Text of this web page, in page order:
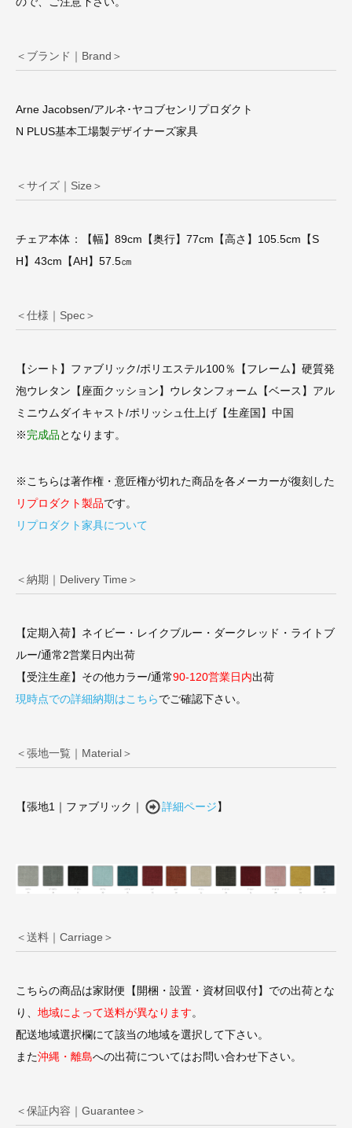
＜ブランド｜Brand＞
Arne Jacobsen/アルネ･ヤコブセンリプロダクト
N PLUS基本工場製デザイナーズ家具
＜サイズ｜Size＞
チェア本体：【幅】89cm【奥行】77cm【高さ】105.5cm【S
H】43cm【AH】57.5㎝
＜仕様｜Spec＞
【シート】ファブリック/ポリエステル100％【フレーム】硬質発
泡ウレタン【座面クッション】ウレタンフォーム【ベース】アル
ミニウムダイキャスト/ポリッシュ仕上げ【生産国】中国
※完成品となります。
※こちらは著作権・意匠権が切れた商品を各メーカーが復刻した
リプロダクト製品です。
リプロダクト家具について
＜納期｜Delivery Time＞
【定期入荷】ネイビー・レイクブルー・ダークレッド・ライトブ
ルー/通常2営業日内出荷
【受注生産】その他カラー/通常90-120営業日内出荷
現時点での詳細納期はこちらでご確認下さい。
＜張地一覧｜Material＞
【張地1｜ファブリック｜ 詳細ページ】
＜送料｜Carriage＞
こちらの商品は家財便【開梱・設置・資材回収付】での出荷とな
り、 地域によって送料が異なります。
配送地域選択欄にて該当の地域を選択して下さい。
また沖縄・離島への出荷についてはお問い合わせ下さい。
＜保証内容｜Guarantee＞